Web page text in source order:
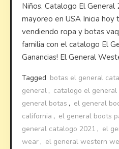
Niños. Catalogo El
mayoreo en USA Inicia hoy
vendiendo ropa y botas
familia con el catalogo El
Ganancias! El General
Tagged botas el general
general , catalogo el general
general botas , el general
california , el general boots
general catalogo 2021 , el
wear , el general western